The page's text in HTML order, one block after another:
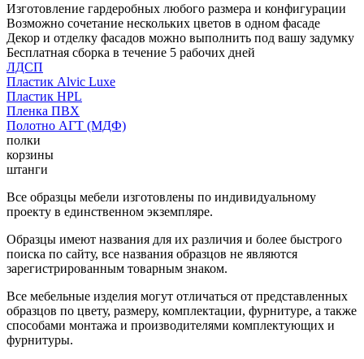
Изготовление гардеробных любого размера и конфигурации
Возможно сочетание нескольких цветов в одном фасаде
Декор и отделку фасадов можно выполнить под вашу задумку
Бесплатная сборка в течение 5 рабочих дней
ЛДСП
Пластик Alvic Luxe
Пластик HPL
Пленка ПВХ
Полотно АГТ (МДФ)
полки
корзины
штанги
Все образцы мебели изготовлены по индивидуальному
проекту в единственном экземпляре.
Образцы имеют названия для их различия и более быстрого
поиска по сайту, все названия образцов не являются
зарегистрированным товарным знаком.
Все мебельные изделия могут отличаться от представленных
образцов по цвету, размеру, комплектации, фурнитуре, а также
способами монтажа и производителями комплектующих и
фурнитуры.